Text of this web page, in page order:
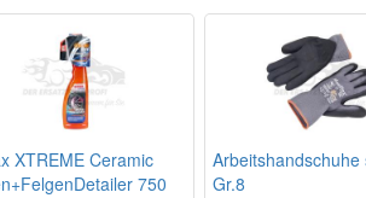
XTREME Ceramic
750
Arbeitshandschuhe
Gr.8